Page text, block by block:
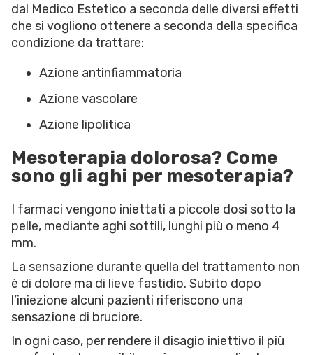
dal Medico Estetico a seconda delle diversi effetti
che si vogliono ottenere a seconda della specifica
condizione da trattare:
Azione antinfiammatoria
Azione vascolare
Azione lipolitica
Mesoterapia dolorosa? Come
sono gli aghi per mesoterapia?
I farmaci vengono iniettati a piccole dosi sotto la
pelle, mediante aghi sottili, lunghi più o meno 4
mm.
La sensazione durante quella del trattamento non
è di dolore ma di lieve fastidio. Subito dopo
l’iniezione alcuni pazienti riferiscono una
sensazione di bruciore.
In ogni caso, per rendere il disagio iniettivo il più